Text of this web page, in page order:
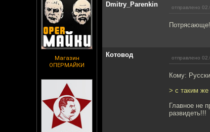
Магазин
ОПЕРМАЙКИ
Dmitry_Parenkin отправлено
Потрясающе!
Котовод отправлено
Кому:
> с таким
Главное не
развидеть!!!